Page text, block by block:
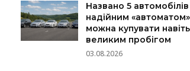
Названо 5 автомобілів
надійним
можна купувати навіть
великим пробігом
03.08.2026